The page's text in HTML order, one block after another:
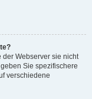
der Webserver sie nicht
Sie spezifischere
verschiedene